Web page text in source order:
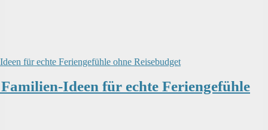
Ideen für echte Feriengefühle